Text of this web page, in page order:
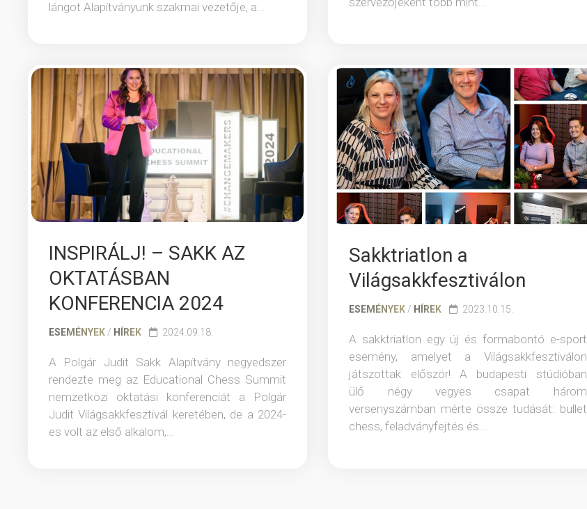
lángot Alapítványunk szakmai vezetője, a...
INSPIRÁLJ! – SAKK AZ
OKTATÁSBAN
KONFERENCIA 2024
ESEMÉNYEK / HÍREK 2024.09.18.
A Polgár Judit Sakk Alapítvány negyedszer
rendezte meg az Educational Chess Summit
nemzetközi oktatási konferenciát a Polgár
Judit Világsakkfesztivál keretében, de a 2024-
es volt az első alkalom,...
Sakktriatlon a
Világsakkfesztiválon
ESEMÉNYEK/ HÍREK 2023.10.15.
A sakktriatlon egy új és formabontó e-sport
esemény, amelyet a Világsakkfesztiválon
játszottak először! A budapesti stúdióban
ülő négy vegyes csapat három
versenyszámban mérte össze tudását: bullet
chess, feladványfejtés és...